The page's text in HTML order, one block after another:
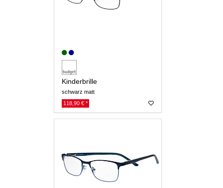
Kinderbrille
schwarz matt
118,90 € *